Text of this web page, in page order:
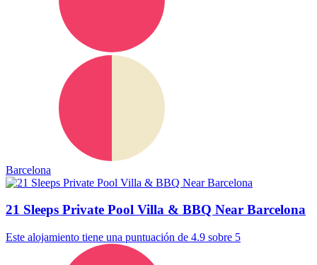
Barcelona
21 Sleeps Private Pool Villa & BBQ Near Barcelona
Este alojamiento tiene una puntuación de 4.9 sobre 5